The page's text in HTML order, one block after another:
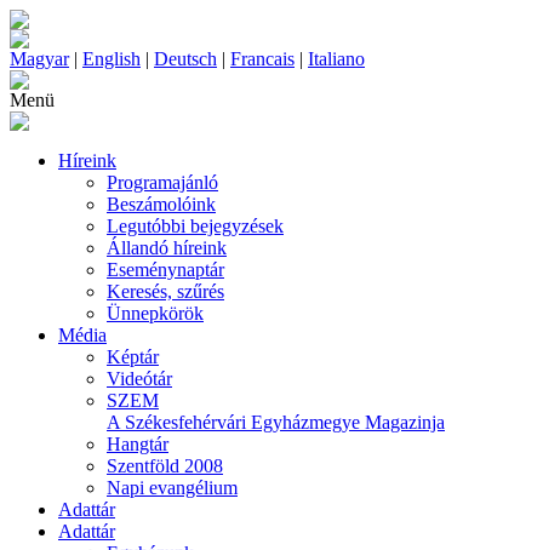
Magyar| English | Deutsch | Francais | Italiano
Menü
Híreink
Programajánló
Beszámolóink
Legutóbbi bejegyzések
Állandó híreink
Eseménynaptár
Keresés, szűrés
Ünnepkörök
Média
Képtár
Videótár
SZEM
A Székesfehérvári Egyházmegye Magazinja
Hangtár
Szentföld 2008
Napi evangélium
Adattár
Adattár